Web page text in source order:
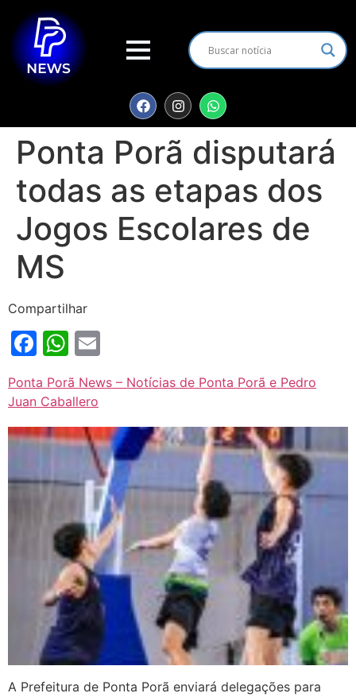
Ponta Porã disputará
todas as etapas dos
Jogos Escolares de
MS
Compartilhar
Facebook
WhatsApp
Ponta Porã News – Notícias de Ponta Porã e Pedro
Juan Caballero
A Prefeitura de Ponta Porã enviará delegações para